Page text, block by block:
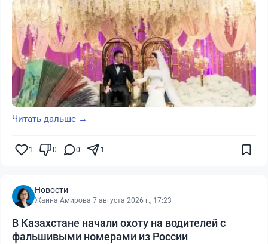
Читать дальше →
1 0 0 1
Новости
Жанна Амирова·7 августа 2026 г., 17:23
В Казахстане начали охоту на водителей с
фальшивыми номерами из России